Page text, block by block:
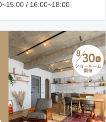
/ 16:00~18:00